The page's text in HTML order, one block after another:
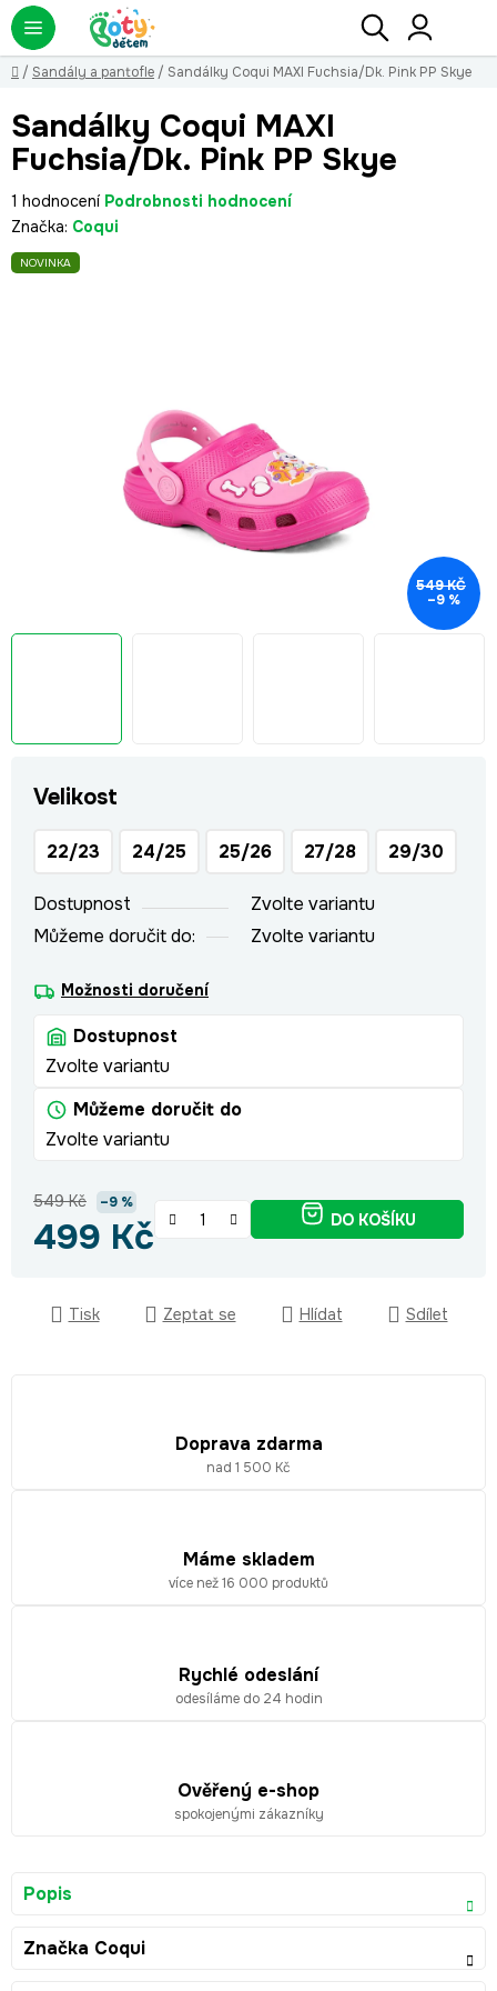
Přejít
na
obsah
Hledat
Domů
/ Sandály a pantofle / Sandálky Coqui MAXI Fuchsia/Dk. Pink PP Skye
Velikost
22/23 24/25 25/26 27/28 29/30
Dostupnost
Zvolte variantu
Můžeme doručit do:
Zvolte variantu
Možnosti doručení
Dostupnost
Zvolte variantu
Můžeme doručit do
Zvolte variantu
549 Kč –9 %
499 Kč DO KOŠÍKU
Tisk Zeptat se Hlídat Sdílet
Sandálky Coqui MAXI
Fuchsia/Dk. Pink PP Skye
Průměrné
hodnocení
produktu
je
1 hodnocení Podrobnosti hodnocení
Značka: Coqui
NOVINKA
549 KČ
–9 %
Doprava zdarma
nad 1 500 Kč
Máme skladem
více než 16 000 produktů
Rychlé odeslání
odesíláme do 24 hodin
Ověřený e-shop
spokojenými zákazníky
Popis
Značka Coqui